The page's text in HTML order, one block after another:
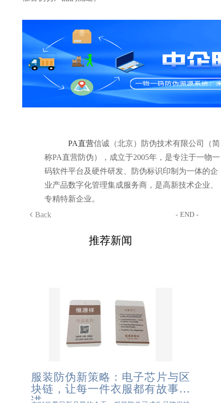
PA直营信诚（北京）防伪技术有限公司（简
称PA直营防伪），成立于2005年，是专注于一物一
码软件平台及硬件研发、防伪标识印制为一体的企
业产品数字化管理集成服务商，是高新技术企业、
专精特新企业。
Back
- END -
推荐新闻
服装防伪新策略：电子芯片与区
块链，让每一件衣服都有故事可